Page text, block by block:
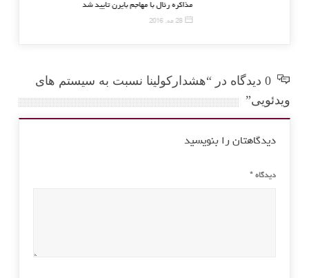
شکست سنگین اسپانیول برابر بارسلونا
0 دیدگاه در “هشدارکولینا نسبت به سیستم های
ویدئویی”
دیدگاهتان را بنویسید
دیدگاه *